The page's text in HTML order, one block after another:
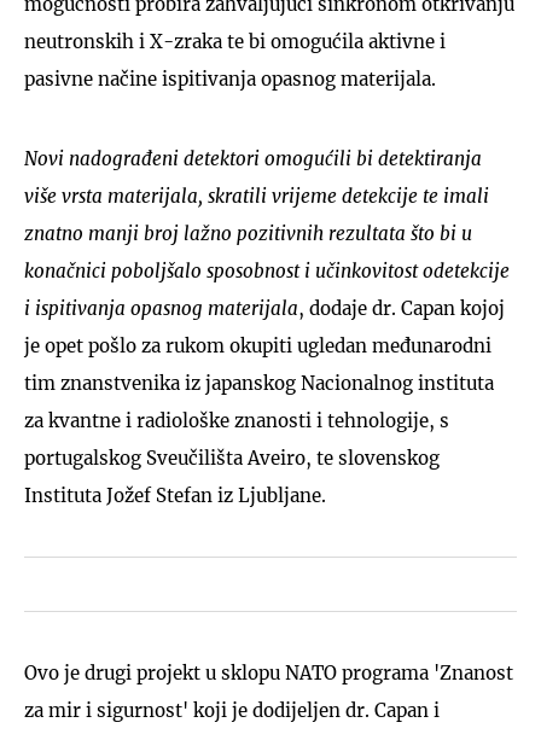
neutronskih i X-zraka te bi omogućila aktivne i
pasivne načine ispitivanja opasnog materijala.
Novi nadograđeni detektori omogućili bi detektiranja
više vrsta materijala, skratili vrijeme detekcije te imali
znatno manji broj lažno pozitivnih rezultata što bi u
konačnici poboljšalo sposobnost i učinkovitost odetekcije
i ispitivanja opasnog materijala, dodaje dr. Capan kojoj
je opet pošlo za rukom okupiti ugledan međunarodni
tim znanstvenika iz japanskog Nacionalnog instituta
za kvantne i radiološke znanosti i tehnologije, s
portugalskog Sveučilišta Aveiro, te slovenskog
Instituta Jožef Stefan iz Ljubljane.
Ovo je drugi projekt u sklopu NATO programa 'Znanost
za mir i sigurnost' koji je dodijeljen dr. Capan i